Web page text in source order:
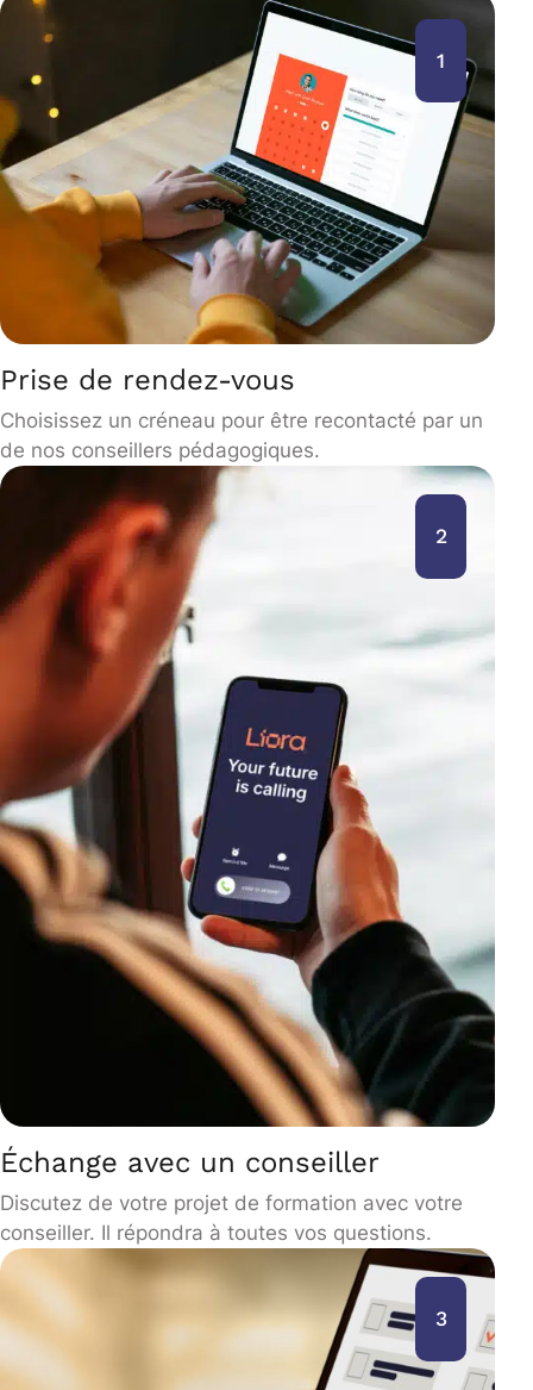
1
Prise de rendez-vous
Choisissez un créneau pour être recontacté par un
de nos conseillers pédagogiques.
2
Échange avec un conseiller
Discutez de votre projet de formation avec votre
conseiller. Il répondra à toutes vos questions.
3